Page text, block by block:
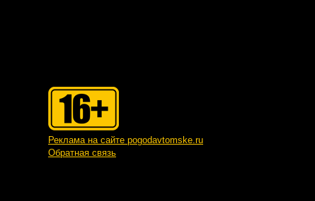
Реклама на сайте pogodavtomske.ru
Обратная связь